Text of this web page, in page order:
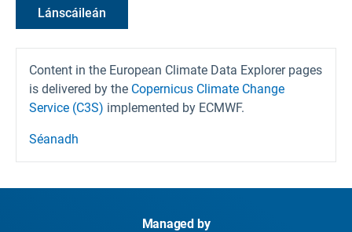
Lánscáileán
Content in the European Climate Data Explorer pages
is delivered by the Copernicus Climate Change
Service (C3S) implemented by ECMWF.
Séanadh
Managed by